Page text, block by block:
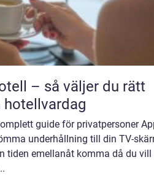
rätt
guide för privatpersoner
underhållning till din TV-
tiden emellanåt komma då du vill